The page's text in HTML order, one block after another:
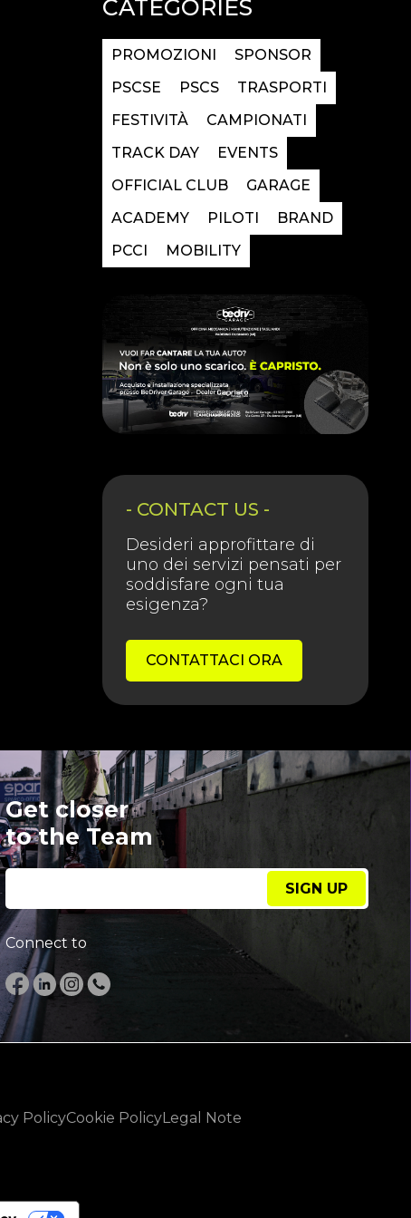
CATEGORIES
PROMOZIONI
SPONSOR
PSCSE
PSCS
TRASPORTI
FESTIVITÀ
CAMPIONATI
TRACK DAY
EVENTS
OFFICIAL CLUB
GARAGE
ACADEMY
PILOTI
BRAND
PCCI
MOBILITY
- CONTACT US -
Desideri approfittare di
uno dei servizi pensati per
soddisfare ogni tua
esigenza?
CONTATTACI ORA
Get closer
to the Team
SIGN UP
Connect to
PolicyCookie PolicyLegal Note